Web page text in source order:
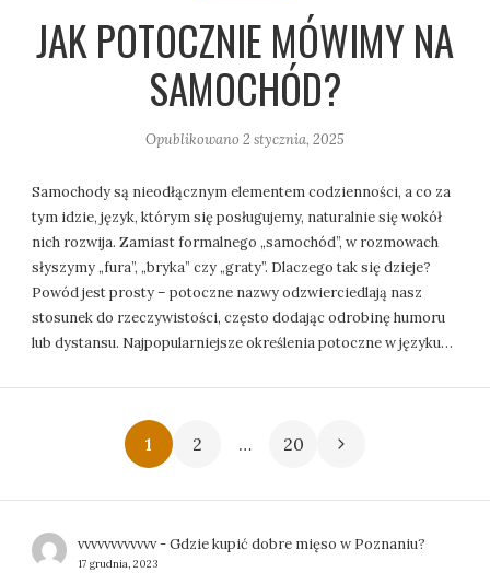
JAK POTOCZNIE MÓWIMY NA
SAMOCHÓD?
Opublikowano 2 stycznia, 2025
Samochody są nieodłącznym elementem codzienności, a co za
tym idzie, język, którym się posługujemy, naturalnie się wokół
nich rozwija. Zamiast formalnego „samochód”, w rozmowach
słyszymy „fura”, „bryka” czy „graty”. Dlaczego tak się dzieje?
Powód jest prosty – potoczne nazwy odzwierciedlają nasz
stosunek do rzeczywistości, często dodając odrobinę humoru
lub dystansu. Najpopularniejsze określenia potoczne w języku…
t
r
1 2 … 20
vvvvvvvvvvvv-Gdzie kupić dobre mięso w Poznaniu?
17 grudnia, 2023